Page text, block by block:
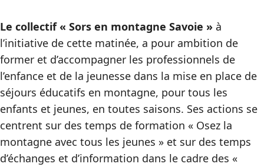
Le collectif « Sors en montagne Savoie » à
l’initiative de cette matinée, a pour ambition de
former et d’accompagner les professionnels de
l’enfance et de la jeunesse dans la mise en place de
séjours éducatifs en montagne, pour tous les
enfants et jeunes, en toutes saisons. Ses actions se
centrent sur des temps de formation « Osez la
montagne avec tous les jeunes » et sur des temps
d’échanges et d’information dans le cadre des «